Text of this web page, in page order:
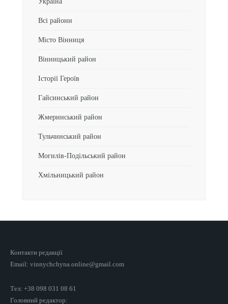
Всі райони
Місто Вінниця
Вінницький район
Історії Героїв
Гайсинський район
Жмеринський район
Тульчинський район
Могилів-Подільський район
Хмільницький район
Контакти редакції
Email: vinnychchyna.online@gmail.com
Тел: +38 098 031 08 61
Головний редактор: